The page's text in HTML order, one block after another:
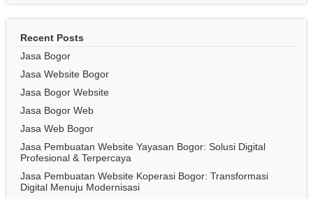
Recent Posts
Jasa Bogor
Jasa Website Bogor
Jasa Bogor Website
Jasa Bogor Web
Jasa Web Bogor
Jasa Pembuatan Website Yayasan Bogor: Solusi Digital
Profesional & Terpercaya
Jasa Pembuatan Website Koperasi Bogor: Transformasi
Digital Menuju Modernisasi